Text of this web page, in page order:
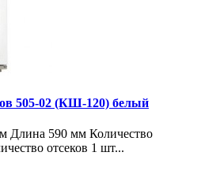
505-02 (КШ-120) белый
Длина 590 мм Количество
отсеков 1 шт...